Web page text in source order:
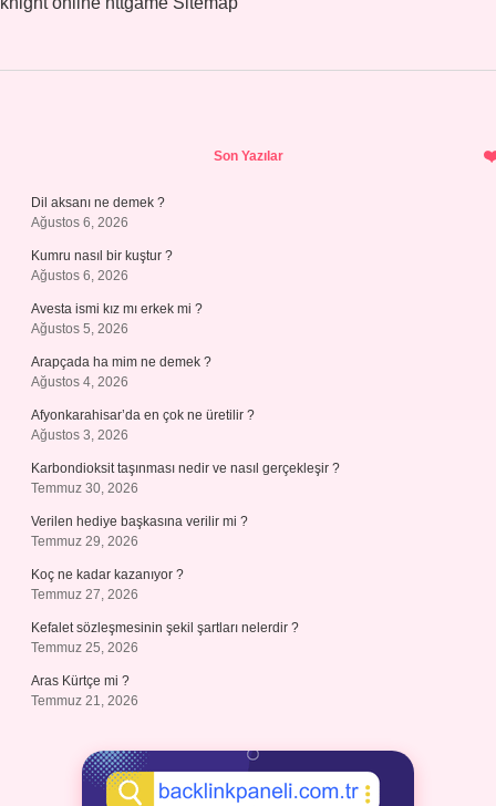
Son Yazılar
Dil aksanı ne demek ?
Ağustos 6, 2026
Kumru nasıl bir kuştur ?
Ağustos 6, 2026
Avesta ismi kız mı erkek mi ?
Ağustos 5, 2026
Arapçada ha mim ne demek ?
Ağustos 4, 2026
Afyonkarahisar’da en çok ne üretilir ?
Ağustos 3, 2026
Karbondioksit taşınması nedir ve nasıl gerçekleşir ?
Temmuz 30, 2026
Verilen hediye başkasına verilir mi ?
Temmuz 29, 2026
Koç ne kadar kazanıyor ?
Temmuz 27, 2026
Kefalet sözleşmesinin şekil şartları nelerdir ?
Temmuz 25, 2026
Aras Kürtçe mi ?
Temmuz 21, 2026